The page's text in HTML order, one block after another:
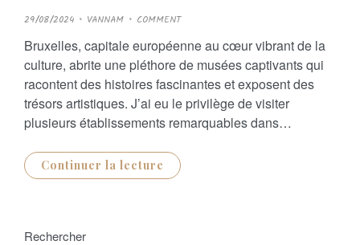
P
O
T
E
D
O
N
29/08/2024 VANNAM COMMENT
Bruxelles, capitale européenne au cœur vibrant de la
culture, abrite une pléthore de musées captivants qui
racontent des histoires fascinantes et exposent des
trésors artistiques. J’ai eu le privilège de visiter
plusieurs établissements remarquables dans…
Continuer la lecture
Rechercher